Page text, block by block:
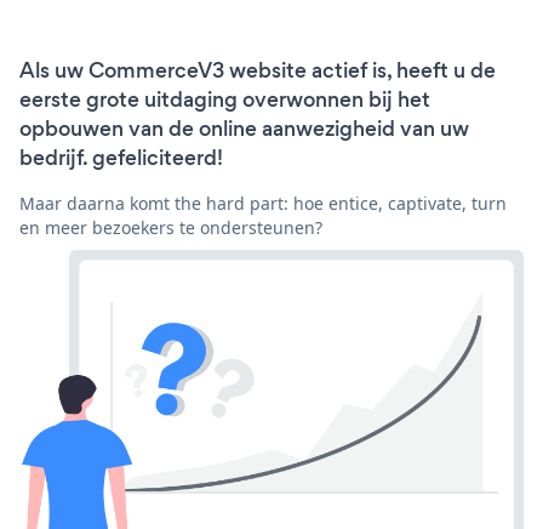
Als uw CommerceV3 website actief is, heeft u de
eerste grote uitdaging overwonnen bij het
opbouwen van de online aanwezigheid van uw
bedrijf. gefeliciteerd!
Maar daarna komt the hard part: hoe entice, captivate, turn
en meer bezoekers te ondersteunen?